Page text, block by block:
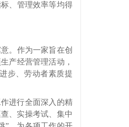
、管理效率等均得
。作为一家旨在创
产经营管理活动，
步、劳动者素质提
进行全面深入的精
、实操考试、集中